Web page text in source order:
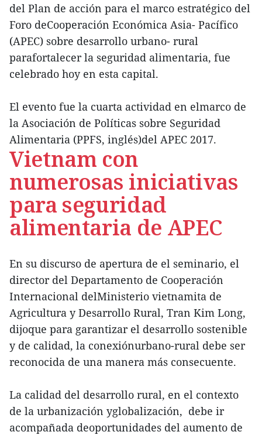
del Plan de acción para el marco estratégico del
Foro deCooperación Económica Asia- Pacífico
(APEC) sobre desarrollo urbano- rural
parafortalecer la seguridad alimentaria, fue
celebrado hoy en esta capital.
El evento fue la cuarta actividad en elmarco de
la Asociación de Políticas sobre Seguridad
Alimentaria (PPFS, inglés)del APEC 2017.
Vietnam con
numerosas iniciativas
para seguridad
alimentaria de APEC
En su discurso de apertura de el seminario, el
director del Departamento de Cooperación
Internacional delMinisterio vietnamita de
Agricultura y Desarrollo Rural, Tran Kim Long,
dijoque para garantizar el desarrollo sostenible
y de calidad, la conexiónurbano-rural debe ser
reconocida de una manera más consecuente.
La calidad del desarrollo rural, en el contexto
de la urbanización yglobalización, debe ir
acompañada deoportunidades del aumento de